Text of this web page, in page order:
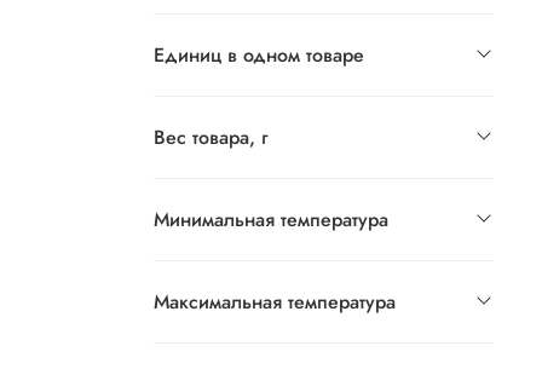
Единиц в одном товаре
Вес товара, г
Минимальная температура
Максимальная температура